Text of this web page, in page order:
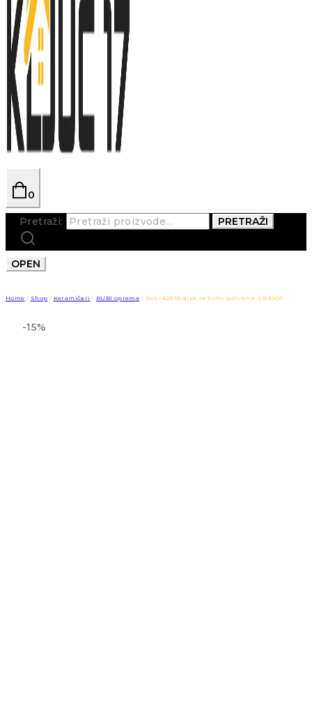
0
Pretraži: PRETRAŽI
OPEN
Home / Shop / Keramičari / RUBI oprema / Rubi 62976 disk za suho poliranje GR.3000
-15%